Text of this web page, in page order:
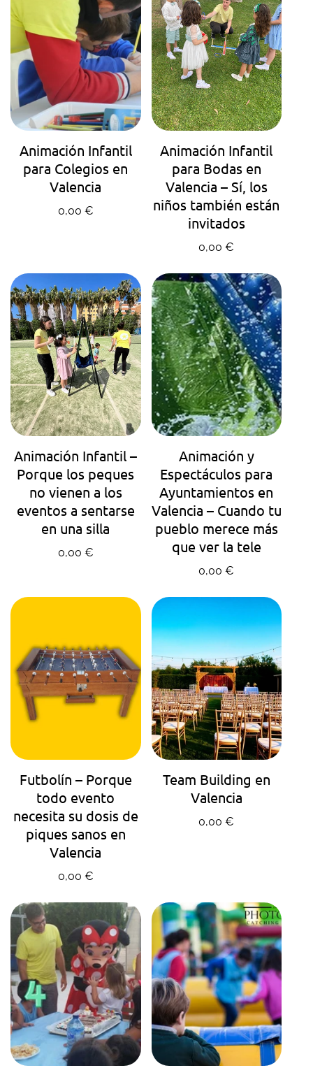
AGENDA TU HORA
Animación Infantil
para Colegios en
Valencia
Precio regular
0,00 €
AGENDA TU HORA
Animación Infantil
para Bodas en
Valencia – Sí, los
niños también están
invitados
Precio regular
0,00 €
AGENDA TU HORA
Animación Infantil –
Porque los peques
no vienen a los
eventos a sentarse
en una silla
Precio regular
0,00 €
AGENDA TU HORA
Animación y
Espectáculos para
Ayuntamientos en
Valencia – Cuando tu
pueblo merece más
que ver la tele
Precio regular
0,00 €
Futbolín – Porque
todo evento
necesita su dosis de
piques sanos en
Valencia
Precio regular
0,00 €
AGENDA TU HORA
Team Building en
Valencia
Precio regular
0,00 €
AGENDA TU HORA AGENDA TU HORA